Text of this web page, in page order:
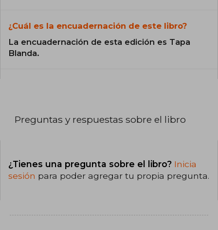
¿Cuál es la encuadernación de este libro?
La encuadernación de esta edición es Tapa
Blanda.
Preguntas y respuestas sobre el libro
¿Tienes una pregunta sobre el libro? Inicia
sesión para poder agregar tu propia pregunta.